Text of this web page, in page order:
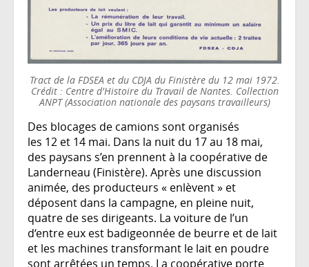
Tract de la FDSEA et du CDJA du Finistère du 12 mai 1972.
Crédit : Centre d'Histoire du Travail de Nantes. Collection
ANPT (Association nationale des paysans travailleurs)
Des blocages de camions sont organisés
les 12 et 14 mai. Dans la nuit du 17 au 18 mai,
des paysans s’en prennent à la coopérative de
Landerneau (Finistère). Après une discussion
animée, des producteurs « enlèvent » et
déposent dans la campagne, en pleine nuit,
quatre de ses dirigeants. La voiture de l’un
d‘entre eux est badigeonnée de beurre et de lait
et les machines transformant le lait en poudre
sont arrêtées un temps. La coopérative porte